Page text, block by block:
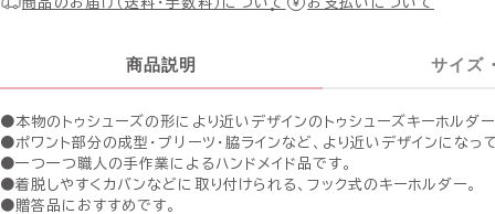
商品説明 サイズ
●本物のトゥシューズの形により近いデザインのトゥシューズキーホルダー
●ポワント部分の成型・プリーツ・脇ラインなど、より近いデザインになっ
●一つ一つ職人の手作業によるハンドメイド品です。
●着脱しやすくカバンなどに取り付けられる、フック式のキーホルダー。
●贈答品におすすめです。